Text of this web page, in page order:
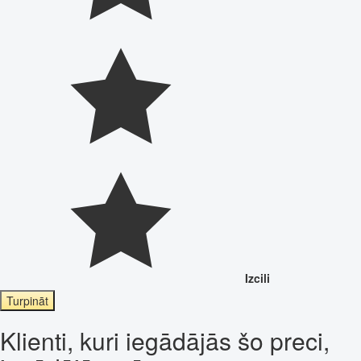
Izcili
Turpināt
Klienti, kuri iegādājās šo preci,